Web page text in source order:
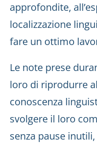
approfondite,
localizzazione
fare un ottimo
Le note prese
loro di riprodurre
conoscenza
svolgere il loro
senza pause